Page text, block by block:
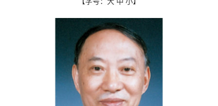
【字号： 大 中 小】